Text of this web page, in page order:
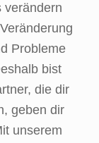
verändern
Probleme
bist
die dir
geben dir
unserem